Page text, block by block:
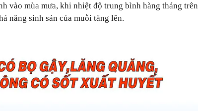
vào mùa mưa, khi nhiệt độ trung bình hàng tháng trên
năng sinh sản của muỗi tăng lên.